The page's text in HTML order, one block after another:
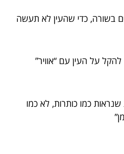
שורה: 45–90 תווים בשורה, כדי שהעין לא תעשה
על העין עם “אוויר”
כמו כותרות, לא כמו